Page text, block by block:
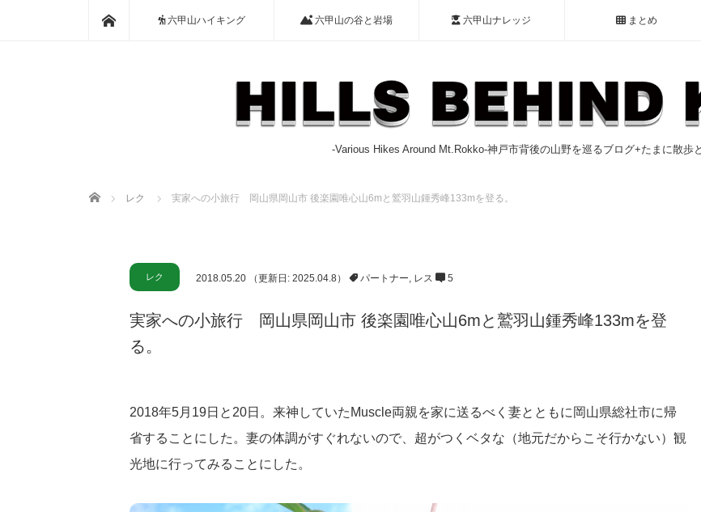
ホーム六甲山ハイキング 六甲山の谷と岩場 六甲山ナレッジ まとめ
-Various Hikes Around Mt.Rokko-神戸市背後の山野を巡るブログ+たまに散歩
ホーム レク 実家への小旅行 岡山県岡山市 後楽園唯心山6mと鷲羽山鍾秀峰133mを登る。
レク 2018.05.20（更新日: 2025.04.8） パートナー, レス 5
実家への小旅行 岡山県岡山市 後楽園唯心山6mと鷲羽山鍾秀峰133mを登
る。
2018年5月19日と20日。来神していたMuscle両親を家に送るべく妻とともに岡山県総社市に帰
省することにした。妻の体調がすぐれないので、超がつくベタな（地元だからこそ行かない）観
光地に行ってみることにした。